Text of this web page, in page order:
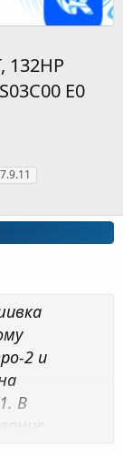
132HP
E0
2 и
В